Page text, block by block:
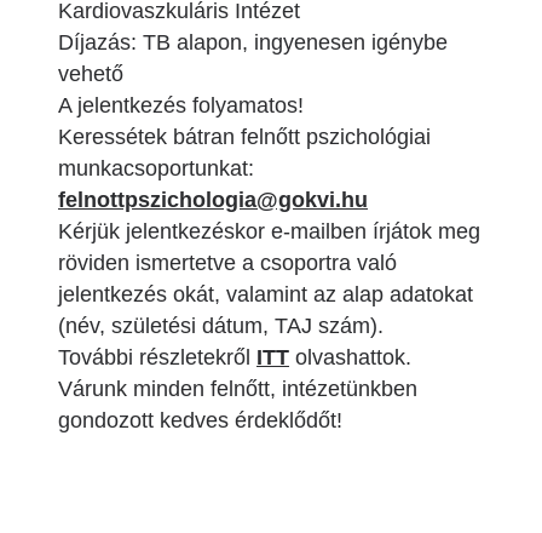
Kardiovaszkuláris Intézet
Díjazás: TB alapon, ingyenesen igénybe
vehető
A jelentkezés folyamatos!
Keressétek bátran felnőtt pszichológiai
munkacsoportunkat:
felnottpszichologia@gokvi.hu
Kérjük jelentkezéskor e-mailben írjátok meg
röviden ismertetve a csoportra való
jelentkezés okát, valamint az alap adatokat
(név, születési dátum, TAJ szám).
További részletekről ITT olvashattok.
Várunk minden felnőtt, intézetünkben
gondozott kedves érdeklődőt!